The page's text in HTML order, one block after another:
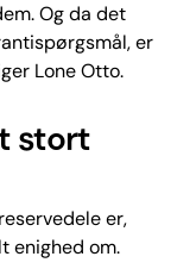
Og da det
er
Lone Otto.
stort
er,
enighed om.